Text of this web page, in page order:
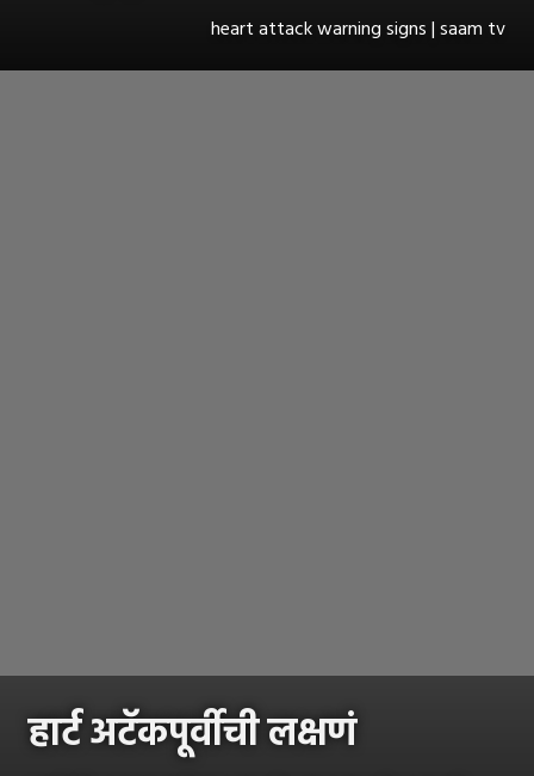
heart attack warning signs | saam tv
हार्ट अटॅकपूर्वीची लक्षणं